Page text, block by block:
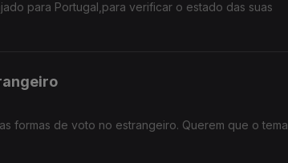
para Portugal,para verificar o estado das suas
formas de voto no estrangeiro. Querem que o tema